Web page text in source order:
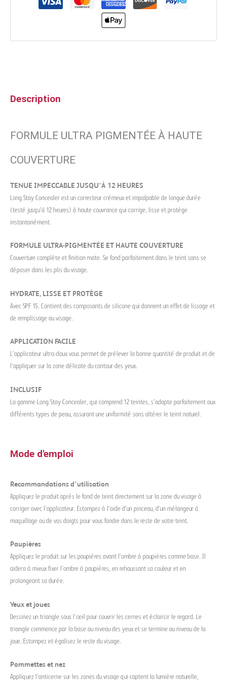
Description
FORMULE ULTRA PIGMENTÉE À HAUTE
COUVERTURE
TENUE IMPECCABLE JUSQU’À 12 HEURES
Long Stay Concealer est un correcteur crémeux et impalpable de longue durée
(testé jusqu’à 12 heures) à haute couvrance qui corrige, lisse et protège
instantanément.
FORMULE ULTRA-PIGMENTÉE ET HAUTE COUVERTURE
Couverture complète et finition mate. Se fond parfaitement dans le teint sans se
déposer dans les plis du visage.
HYDRATE, LISSE ET PROTÈGE
Avec SPF 15. Contient des composants de silicone qui donnent un effet de lissage et
de remplissage au visage.
APPLICATION FACILE
L’applicateur ultra-doux vous permet de prélever la bonne quantité de produit et de
l’appliquer sur la zone délicate du contour des yeux.
INCLUSIF
La gamme Long Stay Concealer, qui comprend 12 teintes, s’adapte parfaitement aux
différents types de peau, assurant une uniformité sans altérer le teint naturel.
Mode d'emploi
Recommandations d’utilisation
Appliquez le produit après le fond de teint directement sur la zone du visage à
corriger avec l’applicateur. Estompez à l’aide d’un pinceau, d’un mélangeur à
maquillage ou de vos doigts pour vous fondre dans le reste de votre teint.
Paupières
Appliquez le produit sur les paupières avant l’ombre à paupières comme base. Il
aidera à mieux fixer l’ombre à paupières, en rehaussant sa couleur et en
prolongeant sa durée.
Yeux et joues
Dessinez un triangle sous l’œil pour couvrir les cernes et éclaircir le regard. Le
triangle commence par la base au niveau des yeux et se termine au niveau de la
joue. Estompez et égalisez le reste du visage.
Pommettes et nez
Appliquez l’anticerne sur les zones du visage qui captent la lumière naturelle,